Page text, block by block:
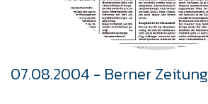
07.08.2004 - Berner Zeitung